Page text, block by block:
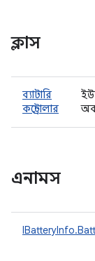
ক্লাস
ব্যাটারি
কন্ট্রোলার
এনামস